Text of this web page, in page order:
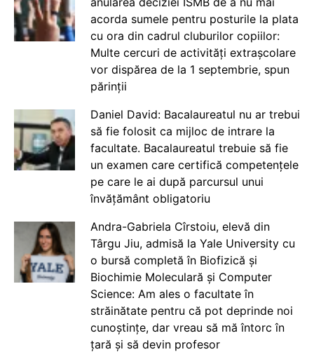
acorda sumele pentru posturile la plata
cu ora din cadrul cluburilor copiilor:
Multe cercuri de activități extrașcolare
vor dispărea de la 1 septembrie, spun
părinții
Daniel David: Bacalaureatul nu ar trebui
să fie folosit ca mijloc de intrare la
facultate. Bacalaureatul trebuie să fie
un examen care certifică competențele
pe care le ai după parcursul unui
învățământ obligatoriu
Andra-Gabriela Cîrstoiu, elevă din
Târgu Jiu, admisă la Yale University cu
o bursă completă în Biofizică și
Biochimie Moleculară și Computer
Science: Am ales o facultate în
străinătate pentru că pot deprinde noi
cunoștințe, dar vreau să mă întorc în
țară și să devin profesor